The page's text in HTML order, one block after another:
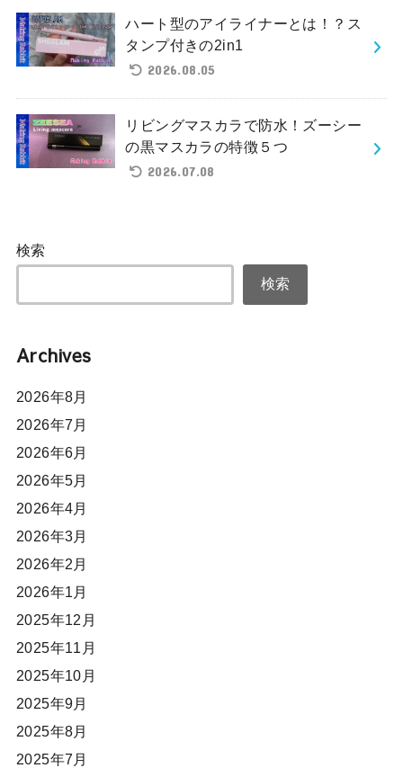
ハート型のアイライナーとは！？ス
タンプ付きの2in1
2026.08.05
リビングマスカラで防水！ズーシー
の黒マスカラの特徴５つ
2026.07.08
検索
検索
Archives
2026年8月
2026年7月
2026年6月
2026年5月
2026年4月
2026年3月
2026年2月
2026年1月
2025年12月
2025年11月
2025年10月
2025年9月
2025年8月
2025年7月